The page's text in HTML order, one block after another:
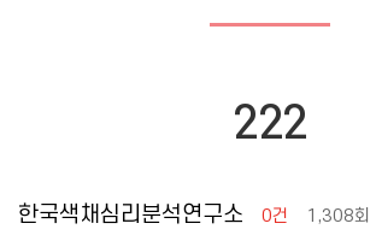
222
한국색채심리분석연구소 0건 1,308회